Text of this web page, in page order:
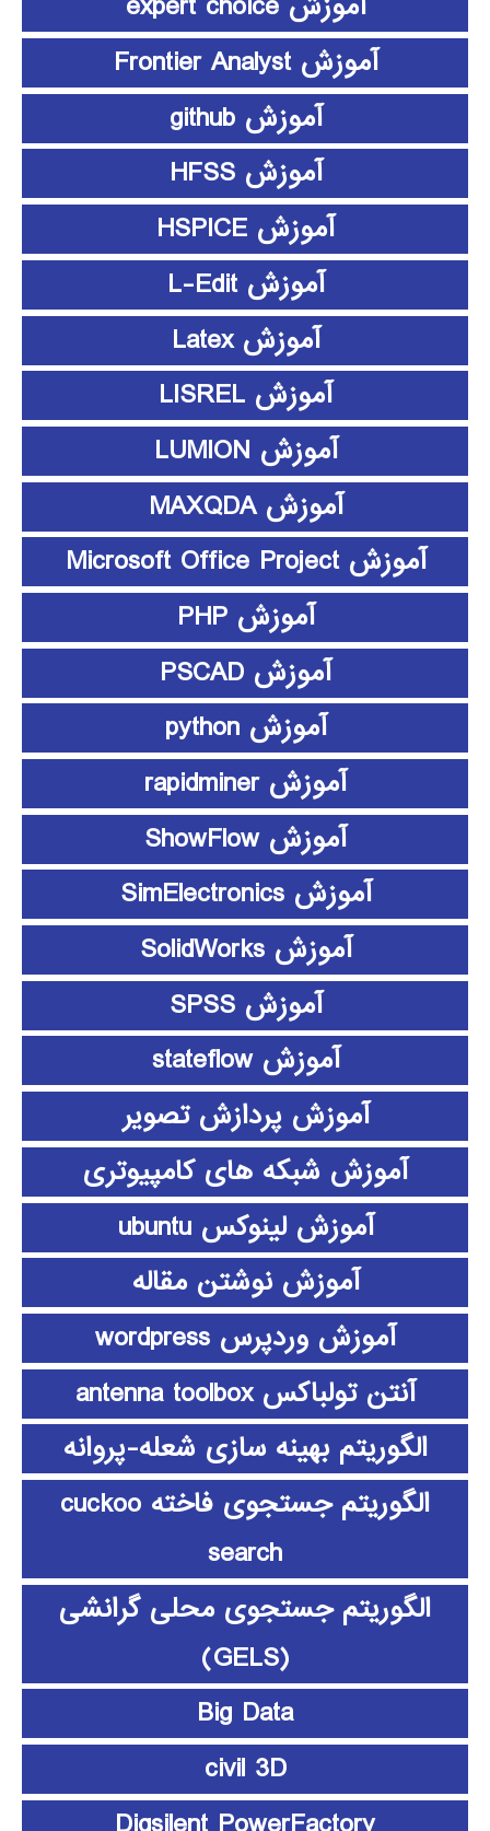
آموزش Frontier Analyst
آموزش github
آموزش HFSS
آموزش HSPICE
آموزش L-Edit
آموزش Latex
آموزش LISREL
آموزش LUMION
آموزش MAXQDA
آموزش Microsoft Office Project
آموزش PHP
آموزش PSCAD
آموزش python
آموزش rapidminer
آموزش ShowFlow
آموزش SimElectronics
آموزش SolidWorks
آموزش SPSS
آموزش stateflow
آموزش پردازش تصویر
آموزش شبکه های کامپیوتری
آموزش لینوکس ubuntu
آموزش نوشتن مقاله
آموزش وردپرس wordpress
آنتن تولباکس antenna toolbox
الگوریتم بهینه سازی شعله-پروانه
الگوریتم جستجوی فاخته cuckoo
search
الگوریتم جستجوی محلی گرانشی
(GELS)
Big Data
civil 3D